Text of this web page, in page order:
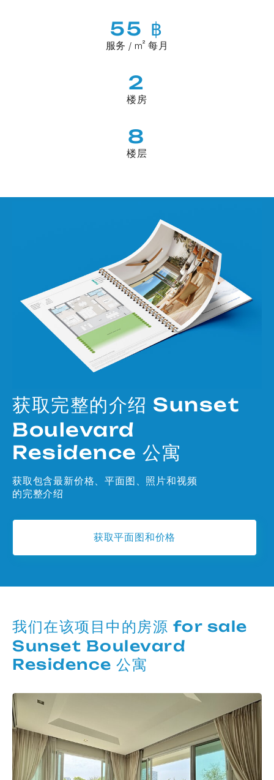
55 ฿
服务 / m² 每月
2
楼房
8
楼层
获取完整的介绍 Sunset
Boulevard
Residence 公寓
获取包含最新价格、平面图、照片和视频
的完整介绍
获取平面图和价格
我们在该项目中的房源 for sale
Sunset Boulevard
Residence 公寓